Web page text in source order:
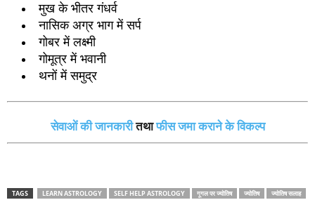
मुख के भीतर गंधर्व
नासिक अग्र भाग में सर्प
गोबर में लक्ष्‍मी
गोमूत्र में भवानी
थनों में समुद्र
सेवाओं की जानकारीतथाफीस जमा कराने के विकल्‍प
TAGS LEARN ASTROLOGY SELF HELP ASTROLOGY गूगल पर ज्‍योतिष ज्‍योतिष
ज्‍योतिष सलाह